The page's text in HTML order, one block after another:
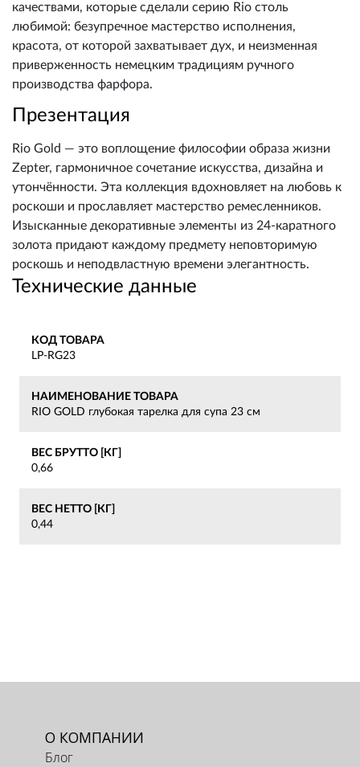
качествами, которые сделали серию Rio столь
любимой: безупречное мастерство исполнения,
красота, от которой захватывает дух, и неизменная
приверженность немецким традициям ручного
производства фарфора.
Презентация
Rio Gold — это воплощение философии образа жизни
Zepter, гармоничное сочетание искусства, дизайна и
утончённости. Эта коллекция вдохновляет на любовь к
роскоши и прославляет мастерство ремесленников.
Изысканные декоративные элементы из 24-каратного
золота придают каждому предмету неповторимую
роскошь и неподвластную времени элегантность.
Технические данные
КОД ТОВАРА
LP-RG23
НАИМЕНОВАНИЕ ТОВАРА
RIO GOLD глубокая тарелка для супа 23 см
ВЕС БРУТТО [КГ]
0,66
ВЕС НЕТТО [КГ]
0,44
О КОМПАНИИ
Блог